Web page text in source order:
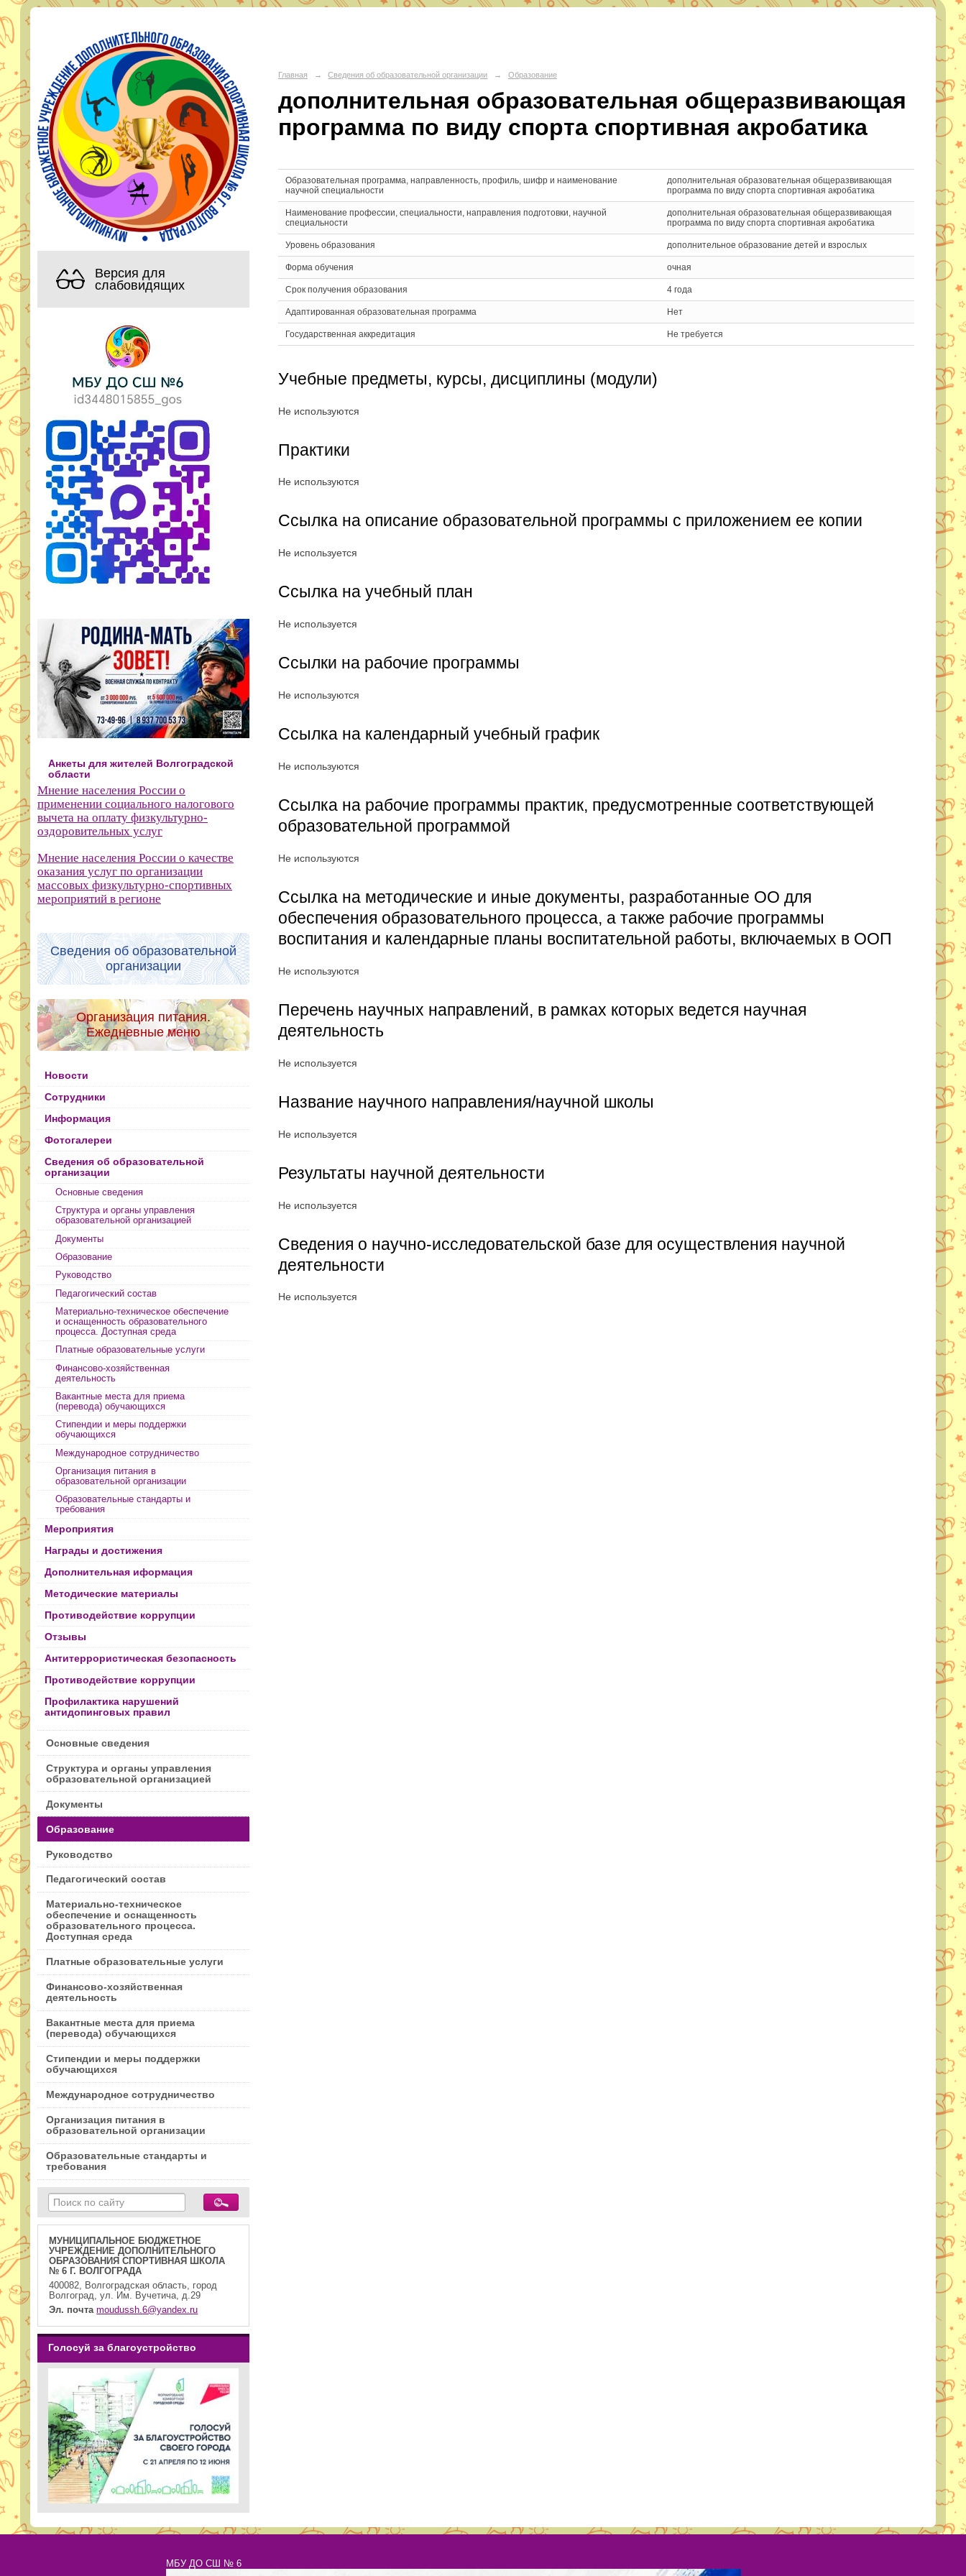
Версия для
слабовидящих
Анкеты для жителей Волгоградской
области
Мнение населения России о
применении социального налогового
вычета на оплату физкультурно-
оздоровительных услуг
Мнение населения России о качестве
оказания услуг по организации
массовых физкультурно-спортивных
мероприятий в регионе
Сведения об образовательной
организации
Организация питания.
Ежедневные меню
Новости
Сотрудники
Информация
Фотогалереи
Сведения об образовательной
организации
Основные сведения
Структура и органы управления
образовательной организацией
Документы
Образование
Руководство
Педагогический состав
Материально-техническое обеспечение
и оснащенность образовательного
процесса. Доступная среда
Платные образовательные услуги
Финансово-хозяйственная
деятельность
Вакантные места для приема
(перевода) обучающихся
Стипендии и меры поддержки
обучающихся
Международное сотрудничество
Организация питания в
образовательной организации
Образовательные стандарты и
требования
Мероприятия
Награды и достижения
Дополнительная иформация
Методические материалы
Противодействие коррупции
Отзывы
Антитеррористическая безопасность
Противодействие коррупции
Профилактика нарушений
антидопинговых правил
Основные сведения
Структура и органы управления
образовательной организацией
Документы
Образование
Руководство
Педагогический состав
Материально-техническое
обеспечение и оснащенность
образовательного процесса.
Доступная среда
Платные образовательные услуги
Финансово-хозяйственная
деятельность
Вакантные места для приема
(перевода) обучающихся
Стипендии и меры поддержки
обучающихся
Международное сотрудничество
Организация питания в
образовательной организации
Образовательные стандарты и
требования
МУНИЦИПАЛЬНОЕ БЮДЖЕТНОЕ
УЧРЕЖДЕНИЕ ДОПОЛНИТЕЛЬНОГО
ОБРАЗОВАНИЯ СПОРТИВНАЯ ШКОЛА
№ 6 Г. ВОЛГОГРАДА
400082, Волгоградская область, город
Волгоград, ул. Им. Вучетича, д.29
Эл. почта moudussh.6@yandex.ru
Голосуй за благоустройство
МБУ ДО СШ № 6
Адрес:город Волгоград, Красноармейский район, 400082 ул. им. Вучетича 29
Телефон:
Эл. почта:sportschool6@volgadmin.ru
Главная → Сведения об образовательной организации → Образование
дополнительная образовательная общеразвивающая
программа по виду спорта спортивная акробатика
Образовательная программа, направленность, профиль, шифр и наименование
научной специальности
дополнительная образовательная общеразвивающая
программа по виду спорта спортивная акробатика
Наименование профессии, специальности, направления подготовки, научной
специальности
дополнительная образовательная общеразвивающая
программа по виду спорта спортивная акробатика
Уровень образования дополнительное образование детей и взрослых
Форма обучения очная
Срок получения образования 4 года
Адаптированная образовательная программа Нет
Государственная аккредитация Не требуется
Учебные предметы, курсы, дисциплины (модули)
Не используются
Практики
Не используются
Ссылка на описание образовательной программы с приложением ее копии
Не используется
Ссылка на учебный план
Не используется
Ссылки на рабочие программы
Не используются
Ссылка на календарный учебный график
Не используются
Ссылка на рабочие программы практик, предусмотренные соответствующей
образовательной программой
Не используются
Ссылка на методические и иные документы, разработанные ОО для
обеспечения образовательного процесса, а также рабочие программы
воспитания и календарные планы воспитательной работы, включаемых в ООП
Не используются
Перечень научных направлений, в рамках которых ведется научная
деятельность
Не используется
Название научного направления/научной школы
Не используется
Результаты научной деятельности
Не используется
Сведения о научно-исследовательской базе для осуществления научной
деятельности
Не используется
МБУ ДО СШ № 6